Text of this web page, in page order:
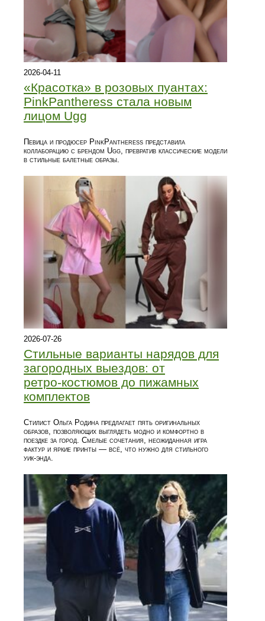
2026-04-11
«Красотка» в розовых пуантах:
PinkPantheress стала новым
лицом Ugg
Певица и продюсер PinkPantheress представила
коллаборацию с брендом Ugg, превратив классические модели
в стильные балетные образы.
2026-07-26
Стильные варианты нарядов для
загородных выездов: от
ретро‑костюмов до пижамных
комплектов
Стилист Ольга Родина предлагает пять оригинальных
образов, позволяющих выглядеть модно и комфортно в
поездке за город. Смелые сочетания, неожиданная игра
фактур и яркие принты — всё, что нужно для стильного
уик‑энда.